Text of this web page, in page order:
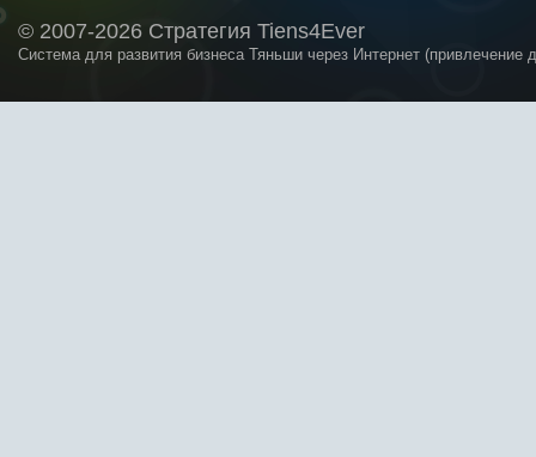
© 2007-2026 Стратегия Tiens4Ever
Система для развития бизнеса Тяньши через Интернет (привлечение